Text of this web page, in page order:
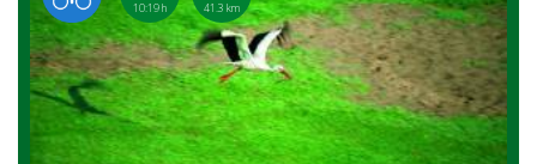
10:19 h 41.3 km